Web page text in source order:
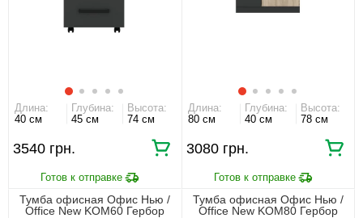
Длина:
40 см
Глубина:
45 см
Высота:
74 см
3540 грн.
Длина:
80 см
Глубина:
40 см
Высота:
78 см
3080 грн.
Тумба офисная Офис Нью /
Office New KOM60 Гербор
Тумба офисная Офис Нью /
Office New KOM80 Гербор